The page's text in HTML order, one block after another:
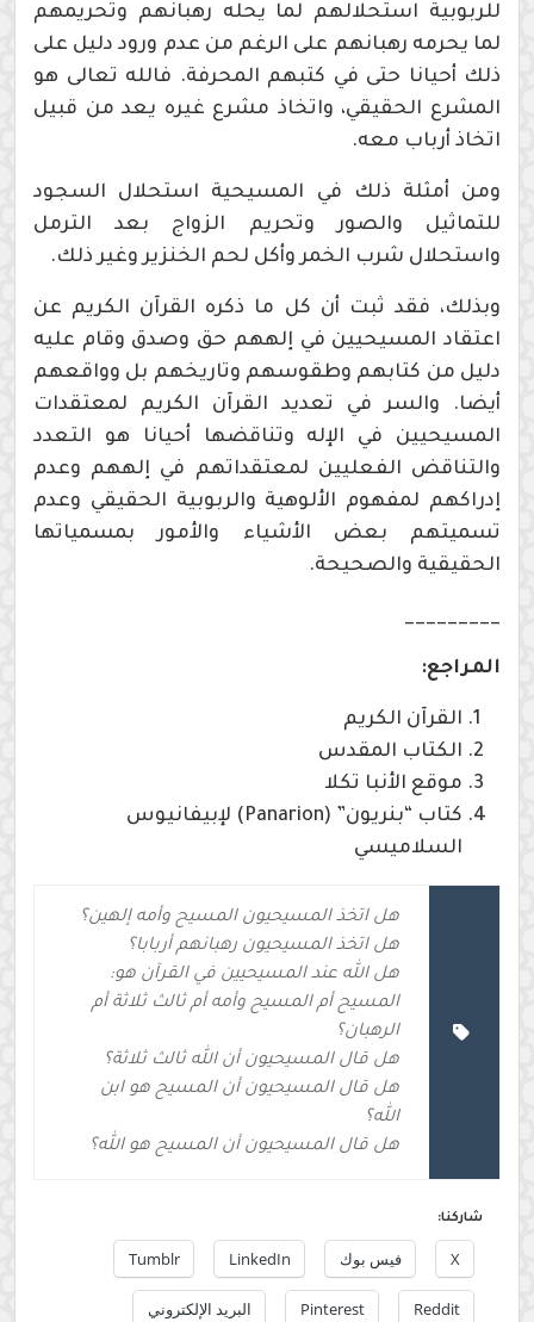
للربوبية استحلالهم لما يحله رهبانهم وتحريمهم
لما يحرمه رهبانهم على الرغم من عدم ورود دليل على
ذلك أحيانا حتى في كتبهم المحرفة. فالله تعالى هو
المشرع الحقيقي، واتخاذ مشرع غيره يعد من قبيل
اتخاذ أرباب معه.
ومن أمثلة ذلك في المسيحية استحلال السجود
للتماثيل والصور وتحريم الزواج بعد الترمل
واستحلال شرب الخمر وأكل لحم الخنزير وغير ذلك.
وبذلك، فقد ثبت أن كل ما ذكره القرآن الكريم عن
اعتقاد المسيحيين في إلههم حق وصدق وقام عليه
دليل من كتابهم وطقوسهم وتاريخهم بل وواقعهم
أيضا. والسر في تعديد القرآن الكريم لمعتقدات
المسيحيين في الإله وتناقضها أحيانا هو التعدد
والتناقض الفعليين لمعتقداتهم في إلههم وعدم
إدراكهم لمفهوم الألوهية والربوبية الحقيقي وعدم
تسميتهم بعض الأشياء والأمور بمسمياتها
الحقيقية والصحيحة.
_________
المراجع:
القرآن الكريم
الكتاب المقدس
موقع الأنبا تكلا
كتاب “بنريون” (Panarion) لإبيفانيوس
السلاميسي
هل اتخذ المسيحيون المسيح وأمه إلهين؟
هل اتخذ المسيحيون رهبانهم أربابا؟
هل الله عند المسيحيين في القرآن هو:
المسيح أم المسيح وأمه أم ثالث ثلاثة أم
الرهبان؟
هل قال المسيحيون أن الله ثالث ثلاثة؟
هل قال المسيحيون أن المسيح هو ابن
الله؟
هل قال المسيحيون أن المسيح هو الله؟
شاركنا:
X فيس بوك LinkedIn
Tumblr
Reddit
Pinterest البريد الإلكتروني